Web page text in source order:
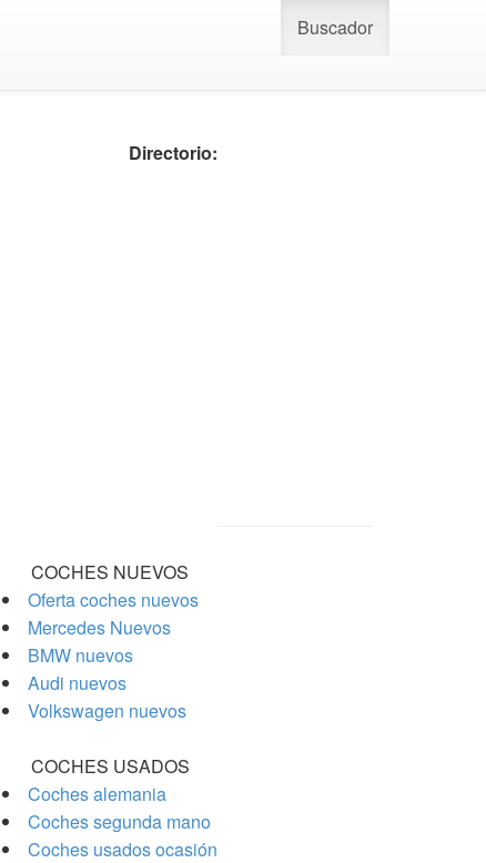
Buscador
Directorio:
COCHES NUEVOS
Oferta coches nuevos
Mercedes Nuevos
BMW nuevos
Audi nuevos
Volkswagen nuevos
COCHES USADOS
Coches alemania
Coches segunda mano
Coches usados ocasión